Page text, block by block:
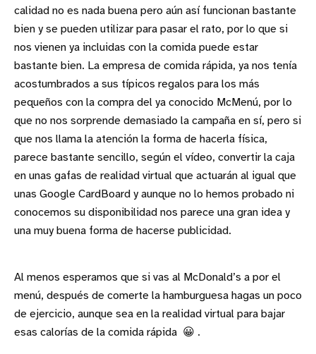
calidad no es nada buena pero aún así funcionan bastante
bien y se pueden utilizar para pasar el rato, por lo que si
nos vienen ya incluidas con la comida puede estar
bastante bien. La empresa de comida rápida, ya nos tenía
acostumbrados a sus típicos regalos para los más
pequeños con la compra del ya conocido McMenú, por lo
que no nos sorprende demasiado la campaña en sí, pero si
que nos llama la atención la forma de hacerla física,
parece bastante sencillo, según el vídeo, convertir la caja
en unas gafas de realidad virtual que actuarán al igual que
unas Google CardBoard y aunque no lo hemos probado ni
conocemos su disponibilidad nos parece una gran idea y
una muy buena forma de hacerse publicidad.
Al menos esperamos que si vas al McDonald’s a por el
menú, después de comerte la hamburguesa hagas un poco
de ejercicio, aunque sea en la realidad virtual para bajar
esas calorías de la comida rápida 😀 .